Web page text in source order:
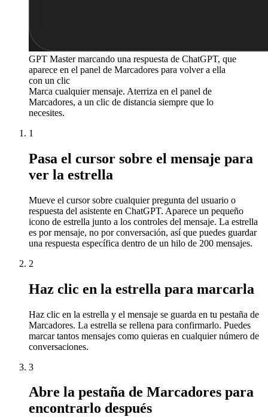
GPT Master marcando una respuesta de ChatGPT, que
aparece en el panel de Marcadores para volver a ella
con un clic
Marca cualquier mensaje. Aterriza en el panel de
Marcadores, a un clic de distancia siempre que lo
necesites.
1
Pasa el cursor sobre el mensaje para
ver la estrella
Mueve el cursor sobre cualquier pregunta del usuario o
respuesta del asistente en ChatGPT. Aparece un pequeño
icono de estrella junto a los controles del mensaje. La estrella
es por mensaje, no por conversación, así que puedes guardar
una respuesta específica dentro de un hilo de 200 mensajes.
2
Haz clic en la estrella para marcarla
Haz clic en la estrella y el mensaje se guarda en tu pestaña de
Marcadores. La estrella se rellena para confirmarlo. Puedes
marcar tantos mensajes como quieras en cualquier número de
conversaciones.
3
Abre la pestaña de Marcadores para
encontrarlo después